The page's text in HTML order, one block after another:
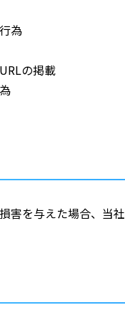
為
の掲載
害を与えた場合、当